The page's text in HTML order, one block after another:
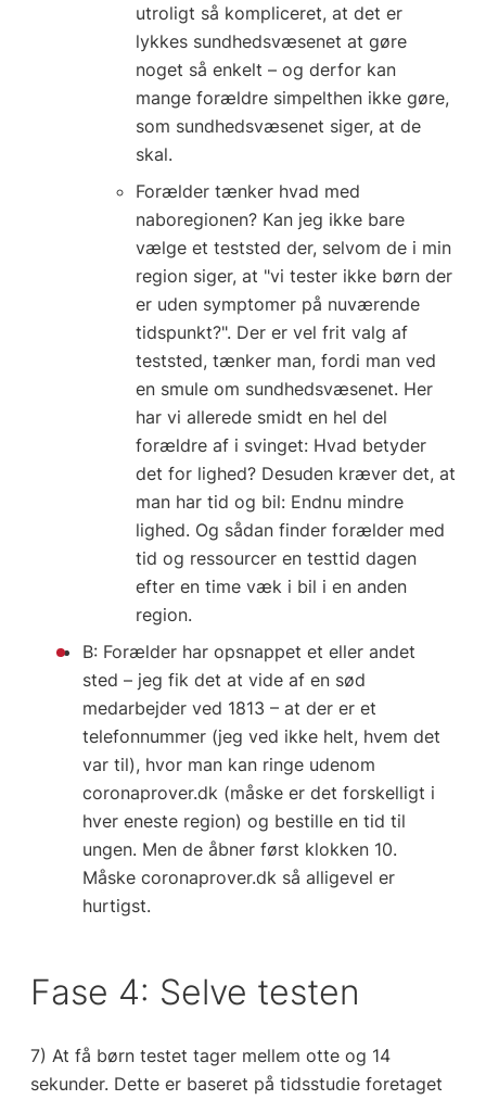
utroligt så kompliceret, at det er
lykkes sundhedsvæsenet at gøre
noget så enkelt – og derfor kan
mange forældre simpelthen ikke gøre,
som sundhedsvæsenet siger, at de
skal.
Forælder tænker hvad med
naboregionen? Kan jeg ikke bare
vælge et teststed der, selvom de i min
region siger, at "vi tester ikke børn der
er uden symptomer på nuværende
tidspunkt?". Der er vel frit valg af
teststed, tænker man, fordi man ved
en smule om sundhedsvæsenet. Her
har vi allerede smidt en hel del
forældre af i svinget: Hvad betyder
det for lighed? Desuden kræver det, at
man har tid og bil: Endnu mindre
lighed. Og sådan finder forælder med
tid og ressourcer en testtid dagen
efter en time væk i bil i en anden
region.
B: Forælder har opsnappet et eller andet
sted – jeg fik det at vide af en sød
medarbejder ved 1813 – at der er et
telefonnummer (jeg ved ikke helt, hvem det
var til), hvor man kan ringe udenom
coronaprover.dk (måske er det forskelligt i
hver eneste region) og bestille en tid til
ungen. Men de åbner først klokken 10.
Måske coronaprover.dk så alligevel er
hurtigst.
Fase 4: Selve testen
7) At få børn testet tager mellem otte og 14
sekunder. Dette er baseret på tidsstudie foretaget